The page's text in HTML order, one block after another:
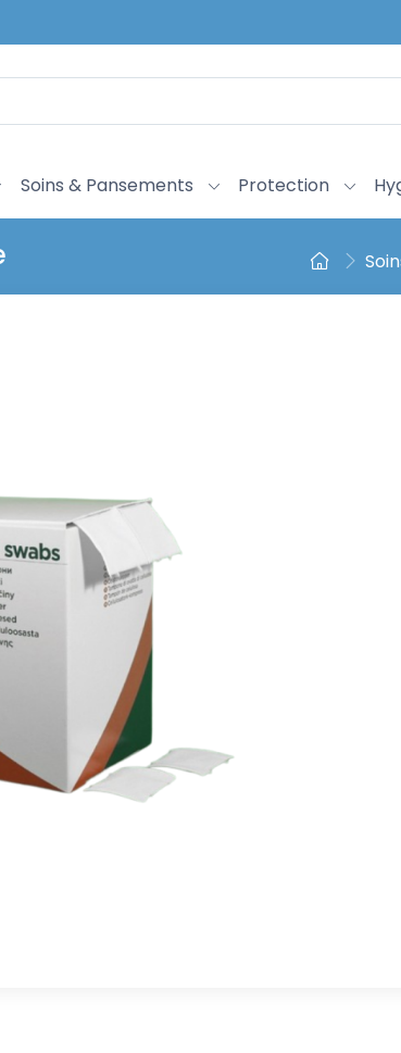
Soins & Pansements Protection